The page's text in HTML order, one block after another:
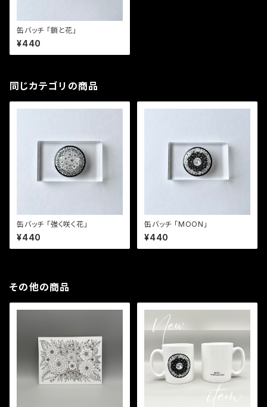
缶バッチ 「鎖と花」
¥440
同じカテゴリの商品
缶バッチ 「強く咲く花」
¥440
缶バッチ 「MOON」
¥440
その他の商品